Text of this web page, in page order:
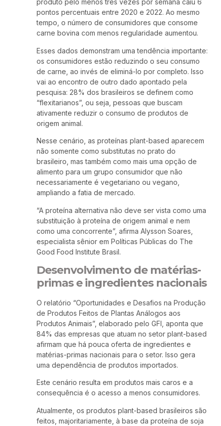
produto pelo menos três vezes por semana caiu 6
pontos percentuais entre 2020 e 2022. Ao mesmo
tempo, o número de consumidores que consome
carne bovina com menos regularidade aumentou.
Esses dados demonstram uma tendência importante:
os consumidores estão reduzindo o seu consumo
de carne, ao invés de eliminá-lo por completo. Isso
vai ao encontro de outro dado apontado pela
pesquisa: 28% dos brasileiros se definem como
“flexitarianos”, ou seja, pessoas que buscam
ativamente reduzir o consumo de produtos de
origem animal.
Nesse cenário, as proteínas plant-based aparecem
não somente como substitutas no prato do
brasileiro, mas também como mais uma opção de
alimento para um grupo consumidor que não
necessariamente é vegetariano ou vegano,
ampliando a fatia de mercado.
“A proteína alternativa não deve ser vista como uma
substituição à proteína de origem animal e nem
como uma concorrente”, afirma Alysson Soares,
especialista sênior em Políticas Públicas do The
Good Food Institute Brasil.
Desenvolvimento de matérias-
primas e ingredientes nacionais
O relatório “Oportunidades e Desafios na Produção
de Produtos Feitos de Plantas Análogos aos
Produtos Animais”, elaborado pelo GFI, aponta que
84% das empresas que atuam no setor plant-based
afirmam que há pouca oferta de ingredientes e
matérias-primas nacionais para o setor. Isso gera
uma dependência de produtos importados.
Este cenário resulta em produtos mais caros e a
consequência é o acesso a menos consumidores.
Atualmente, os produtos plant-based brasileiros são
feitos, majoritariamente, à base da proteína de soja